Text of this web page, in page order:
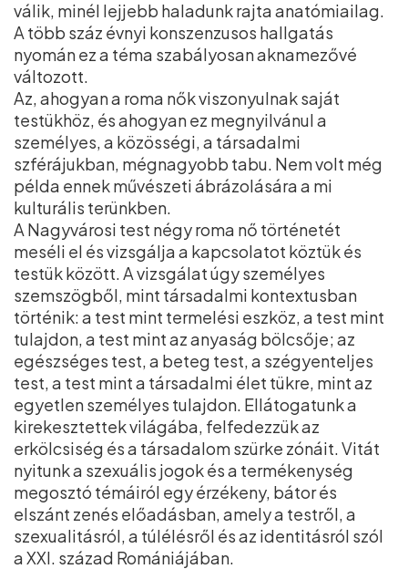
válik, minél lejjebb haladunk rajta anatómiailag.
A több száz évnyi konszenzusos hallgatás
nyomán ez a téma szabályosan aknamezővé
változott.
Az, ahogyan a roma nők viszonyulnak saját
testükhöz, és ahogyan ez megnyilvánul a
személyes, a közösségi, a társadalmi
szférájukban, mégnagyobb tabu. Nem volt még
példa ennek művészeti ábrázolására a mi
kulturális terünkben.
A Nagyvárosi test négy roma nő történetét
meséli el és vizsgálja a kapcsolatot köztük és
testük között. A vizsgálat úgy személyes
szemszögből, mint társadalmi kontextusban
történik: a test mint termelési eszköz, a test mint
tulajdon, a test mint az anyaság bölcsője; az
egészséges test, a beteg test, a szégyenteljes
test, a test mint a társadalmi élet tükre, mint az
egyetlen személyes tulajdon. Ellátogatunk a
kirekesztettek világába, felfedezzük az
erkölcsiség és a társadalom szürke zónáit. Vitát
nyitunk a szexuális jogok és a termékenység
megosztó témáiról egy érzékeny, bátor és
elszánt zenés előadásban, amely a testről, a
szexualitásról, a túlélésről és az identitásról szól
a XXI. század Romániájában.